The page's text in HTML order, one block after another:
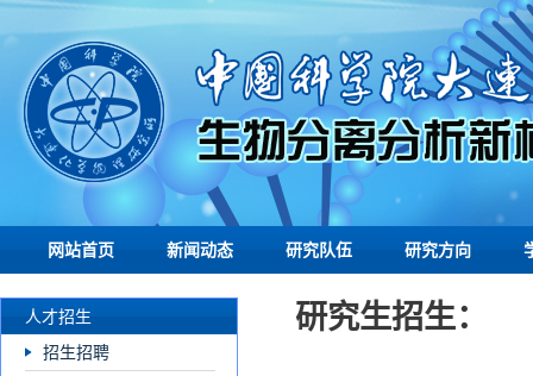
网站首页 新闻动态 研究队伍 研究方向
人才招生
招生招聘
研究生招生：